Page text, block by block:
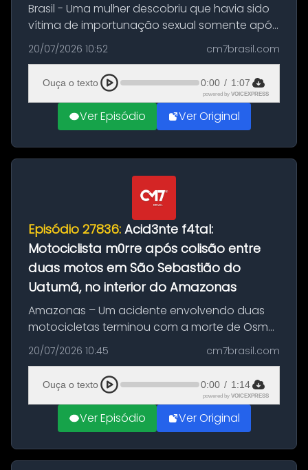
Brasil - Uma mulher descobriu que havia sido
vítima de importunação sexual somente após
assistir a um vídeo que gravou enquanto
treinava na academia de um condomínio em
Feira de Santana, na Bahia. O c...
20/07/2026 10:52 cm7brasil.com
Ouça o texto 0:00 / 1:07
powered by VOICEXPRESS
Ver Episódio Ver Original
Episódio 27836: Acid3nte f4tal:
Motociclista m0rre após colisão entre
duas motos em São Sebastião do
Uatumã, no interior do Amazonas
Amazonas – Um acidente envolvendo duas
motocicletas terminou com a morte de Osmar
Figueiredo de Souza, de 38 anos, no município
de São Sebastião do Uatumã, no interior do
Amazonas. A colisão ocorreu n...
20/07/2026 10:45 cm7brasil.com
Ouça o texto 0:00 / 1:14
powered by VOICEXPRESS
Ver Episódio Ver Original